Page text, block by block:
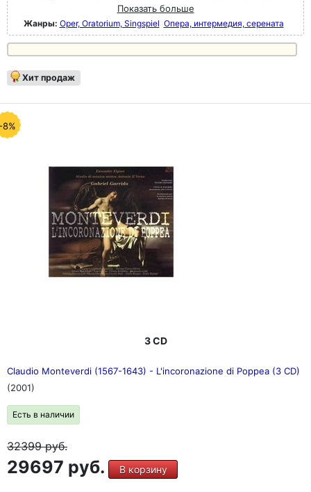
Показать больше
Жанры: Oper, Oratorium, Singspiel Опера, интермедия, серената
Хит продаж
8%
3 CD
Claudio Monteverdi (1567-1643) - L'incoronazione di Poppea (3 CD)
(2001)
Есть в наличии
32399руб.
29697 руб. В корзину